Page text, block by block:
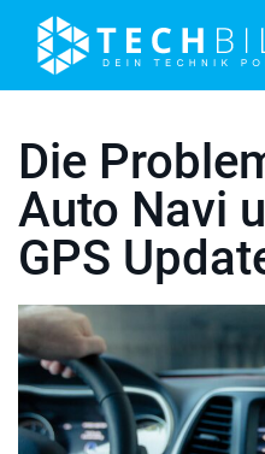
Die
Auto Navi
GPS